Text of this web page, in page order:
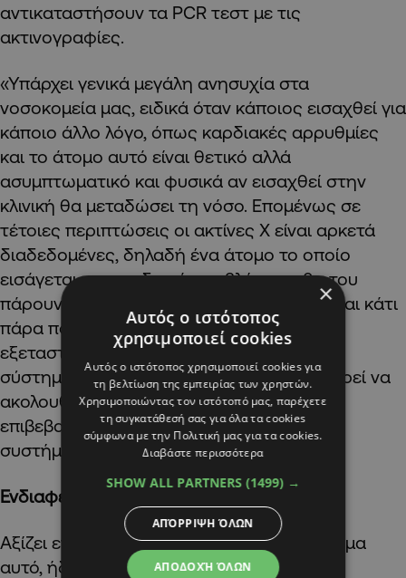
αντικαταστήσουν τα PCR τεστ με τις
ακτινογραφίες.
«Υπάρχει γενικά μεγάλη ανησυχία στα
νοσοκομεία μας, ειδικά όταν κάποιος εισαχθεί για
κάποιο άλλο λόγο, όπως καρδιακές αρρυθμίες
και το άτομο αυτό είναι θετικό αλλά
ασυμπτωματικό και φυσικά αν εισαχθεί στην
κλινική θα μεταδώσει τη νόσο. Επομένως σε
τέτοιες περιπτώσεις οι ακτίνες Χ είναι αρκετά
διαδεδομένες, δηλαδή ένα άτομο το οποίο
εισάγεται για καρδιακά προβλήματα, θα του
πάρουν 3 με 10 ακτινογραφίες και μετά είναι κάτι
πάρα πολύ απλό, αυτή η ακτινογραφία να
εξεταστεί από αυτό το σύστημα και αν το
σύστημα μας πει ότι είναι θετικό τότε μπορεί να
ακολουθήσει εξέταση με PCR όπου θα
επιβεβαιώσει αυτή τη διάγνωση του
συστήματος.»
Ενδιαφέρον από Ολλανδία
Αξίζει επίσης να αναφερθεί πως το σύστημα
αυτό, ήδη έχει καταφέρει να κερδίσει τον
×
Αυτός ο ιστότοπος
χρησιμοποιεί cookies
Αυτός ο ιστότοπος χρησιμοποιεί cookies για
τη βελτίωση της εμπειρίας των χρηστών.
Χρησιμοποιώντας τον ιστότοπό μας, παρέχετε
τη συγκατάθεσή σας για όλα τα cookies
σύμφωνα με την Πολιτική μας για τα cookies.
Διαβάστε περισσότερα
SHOW ALL PARTNERS (1499) →
ΑΠΟΔΟΧΉ ΌΛΩΝ
ΑΠΌΡΡΙΨΗ ΌΛΩΝ